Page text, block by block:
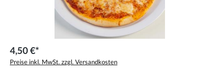
4,50 €*
Preise inkl. MwSt. zzgl. Versandkosten